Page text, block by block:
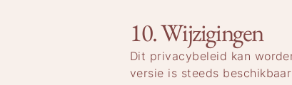
10. Wijzigingen
Dit privacybeleid kan
versie is steeds